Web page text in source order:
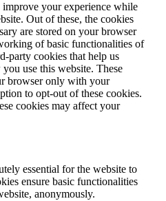
your experience while
Out of these, the cookies
are stored on your browser
of basic functionalities of
party cookies that help us
use this website. These
browser only with your
to opt-out of these cookies.
cookies may affect your
essential for the website to
ensure basic functionalities
anonymously.